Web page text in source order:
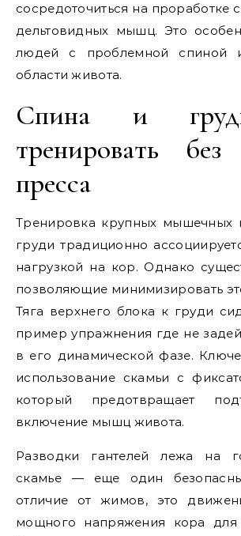
сосредоточиться на проработке
дельтовидных мышц. Это
людей с проблемной спиной
области живота.
Спина и
тренировать без
пресса
Тренировка крупных мышечных
груди традиционно
нагрузкой на кор. Однако
позволяющие минимизировать
Тяга верхнего блока к груди
пример упражнения где не
в его динамической фазе.
использование скамьи с
который предотвращает
включение мышц живота.
Разводки гантелей лежа на
скамье — еще один
отличие от жимов, это
мощного напряжения кора для